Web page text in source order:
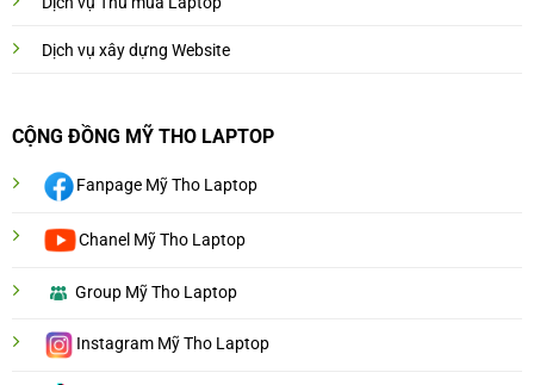
Dịch vụ xây dựng Website
CỘNG ĐỒNG MỸ THO LAPTOP
Fanpage Mỹ Tho Laptop
Chanel Mỹ Tho Laptop
Group Mỹ Tho Laptop
Instagram Mỹ Tho Laptop